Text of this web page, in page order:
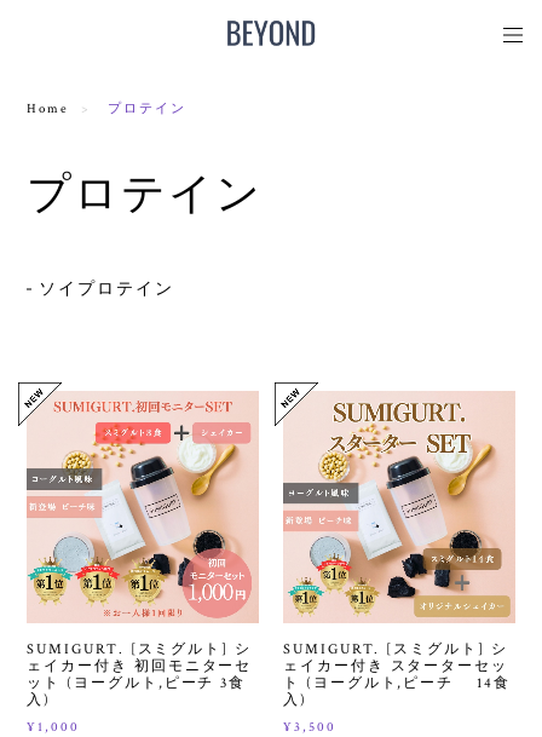
Home プロテイン
プロテイン
ソイプロテイン
SUMIGURT. [スミグルト] シ
ェイカー付き 初回モニターセ
ット (ヨーグルト,ピーチ 3食
入)
¥1,000
SUMIGURT. [スミグルト] シ
ェイカー付き スターターセッ
ト (ヨーグルト,ピーチ 14食
入)
¥3,500